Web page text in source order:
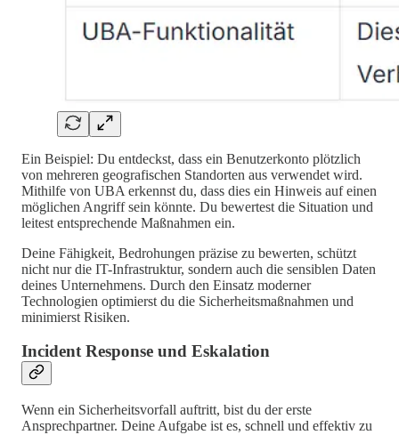
Ein Beispiel: Du entdeckst, dass ein Benutzerkonto plötzlich
von mehreren geografischen Standorten aus verwendet wird.
Mithilfe von UBA erkennst du, dass dies ein Hinweis auf einen
möglichen Angriff sein könnte. Du bewertest die Situation und
leitest entsprechende Maßnahmen ein.
Deine Fähigkeit, Bedrohungen präzise zu bewerten, schützt
nicht nur die IT-Infrastruktur, sondern auch die sensiblen Daten
deines Unternehmens. Durch den Einsatz moderner
Technologien optimierst du die Sicherheitsmaßnahmen und
minimierst Risiken.
Incident Response und Eskalation
Wenn ein Sicherheitsvorfall auftritt, bist du der erste
Ansprechpartner. Deine Aufgabe ist es, schnell und effektiv zu